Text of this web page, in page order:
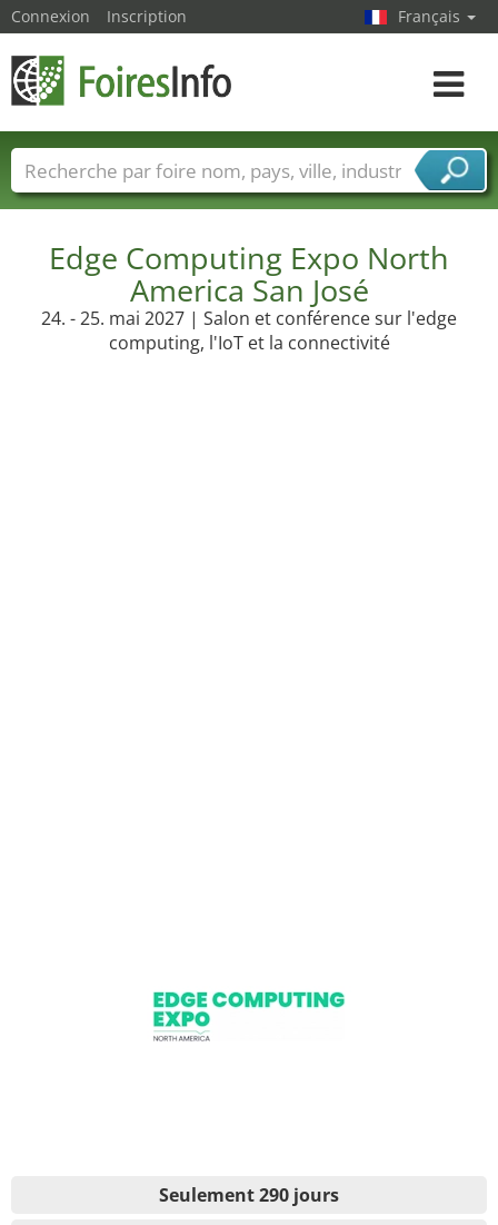
Edge Computing Expo North
America San José
24. - 25. mai 2027 | Salon et conférence sur l'edge
computing, l'IoT et la connectivité
Seulement 290 jours
Connexion Inscription Français
Toggle
Foire noms Pays Villes
Secteurs de foire